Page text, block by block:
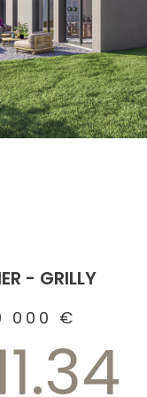
- GRILLY
000 €